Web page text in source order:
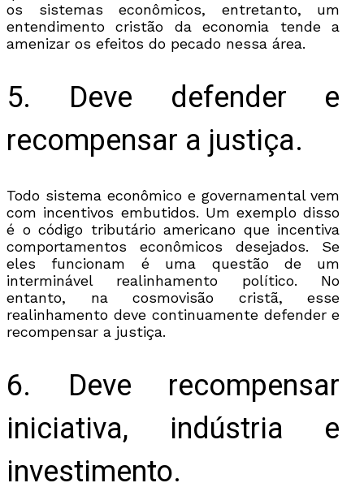
os sistemas econômicos, entretanto, um
entendimento cristão da economia tende a
amenizar os efeitos do pecado nessa área.
5. Deve defender e
recompensar a justiça.
Todo sistema econômico e governamental vem
com incentivos embutidos. Um exemplo disso
é o código tributário americano que incentiva
comportamentos econômicos desejados. Se
eles funcionam é uma questão de um
interminável realinhamento político. No
entanto, na cosmovisão cristã, esse
realinhamento deve continuamente defender e
recompensar a justiça.
6. Deve recompensar
iniciativa, indústria e
investimento.